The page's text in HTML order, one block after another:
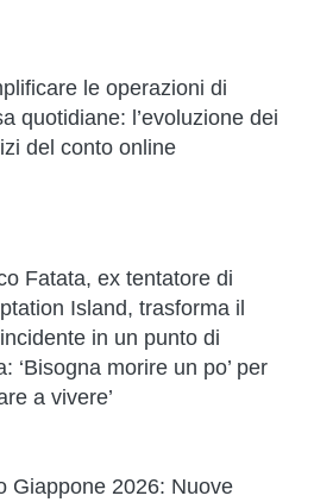
le operazioni di
quotidiane: l’evoluzione dei
del conto online
Fatata, ex tentatore di
Island, trasforma il
in un punto di
‘Bisogna morire un po’ per
a vivere’
Giappone 2026: Nuove